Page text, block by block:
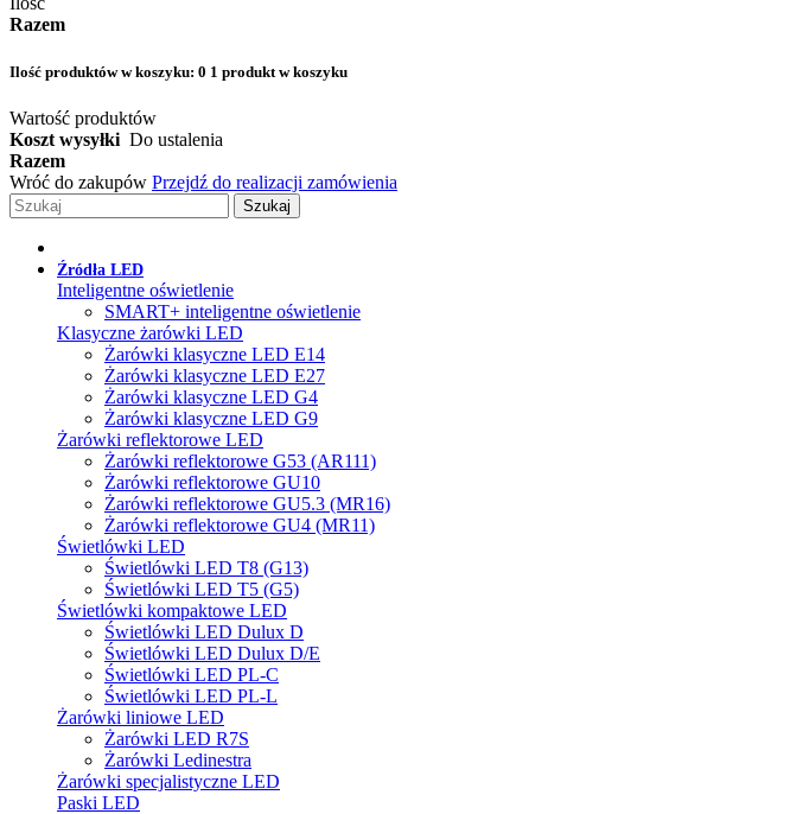
Razem
Ilość produktów w koszyku: 0 1 produkt w koszyku
Wartość produktów
Koszt wysyłki Do ustalenia
Razem
Wróć do zakupów Przejdź do realizacji zamówienia
Szukaj
Źródła LED
Inteligentne oświetlenie
SMART+ inteligentne oświetlenie
Klasyczne żarówki LED
Żarówki klasyczne LED E14
Żarówki klasyczne LED E27
Żarówki klasyczne LED G4
Żarówki klasyczne LED G9
Żarówki reflektorowe LED
Żarówki reflektorowe G53 (AR111)
Żarówki reflektorowe GU10
Żarówki reflektorowe GU5.3 (MR16)
Żarówki reflektorowe GU4 (MR11)
Świetlówki LED
Świetlówki LED T8 (G13)
Świetlówki LED T5 (G5)
Świetlówki kompaktowe LED
Świetlówki LED Dulux D
Świetlówki LED Dulux D/E
Świetlówki LED PL-C
Świetlówki LED PL-L
Żarówki liniowe LED
Żarówki LED R7S
Żarówki Ledinestra
Żarówki specjalistyczne LED
Paski LED